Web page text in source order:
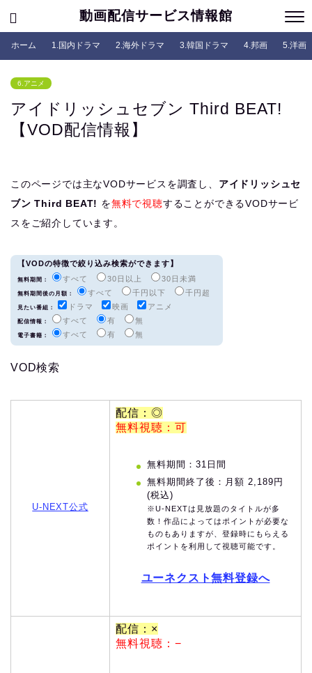
動画配信サービス情報館
ホーム 1.国内ドラマ 2.海外ドラマ 3.韓国ドラマ 4.邦画 5.洋画
6.アニメ
アイドリッシュセブン Third BEAT!
【VOD配信情報】
このページでは主なVODサービスを調査し、 アイドリッシュセ
ブン Third BEAT! を無料で視聴することができるVODサービ
スをご紹介しています。
【VODの特徴で絞り込み検索ができます】
無料期間： すべて 30日以上 30日未満
無料期間後の月額： すべて 千円以下 千円超
見たい番組： ドラマ 映画 アニメ
配信情報： すべて 有 無
電子書籍： すべて 有 無
VOD検索
U-NEXT公式
配信：◎
無料視聴：可
無料期間：31日間
無料期間終了後：月額 2,189円
(税込)
※U-NEXTは見放題のタイトルが多
数！作品によってはポイントが必要な
ものもありますが、登録時にもらえる
ポイントを利用して視聴可能です。
ユーネクスト無料登録へ
配信：×
無料視聴：−